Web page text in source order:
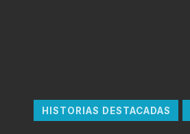
HISTORIAS DESTACADAS